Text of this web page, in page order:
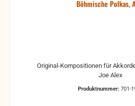
Böhmische Polkas,
Original-Kompositionen für Akkordeon
Joe Alex
Produktnummer: 701-